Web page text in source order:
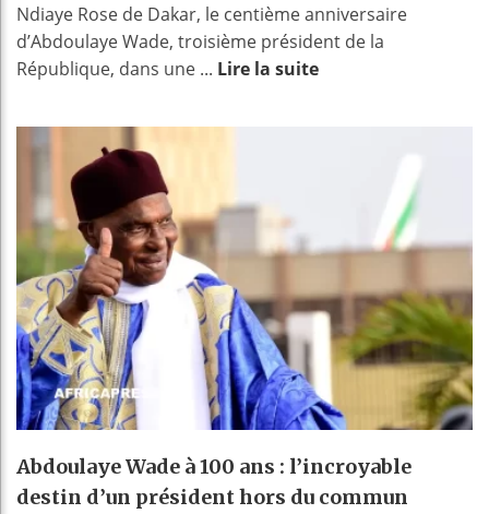
Ndiaye Rose de Dakar, le centième anniversaire
d’Abdoulaye Wade, troisième président de la
République, dans une ... Lire la suite
Abdoulaye Wade à 100 ans : l’incroyable
destin d’un président hors du commun